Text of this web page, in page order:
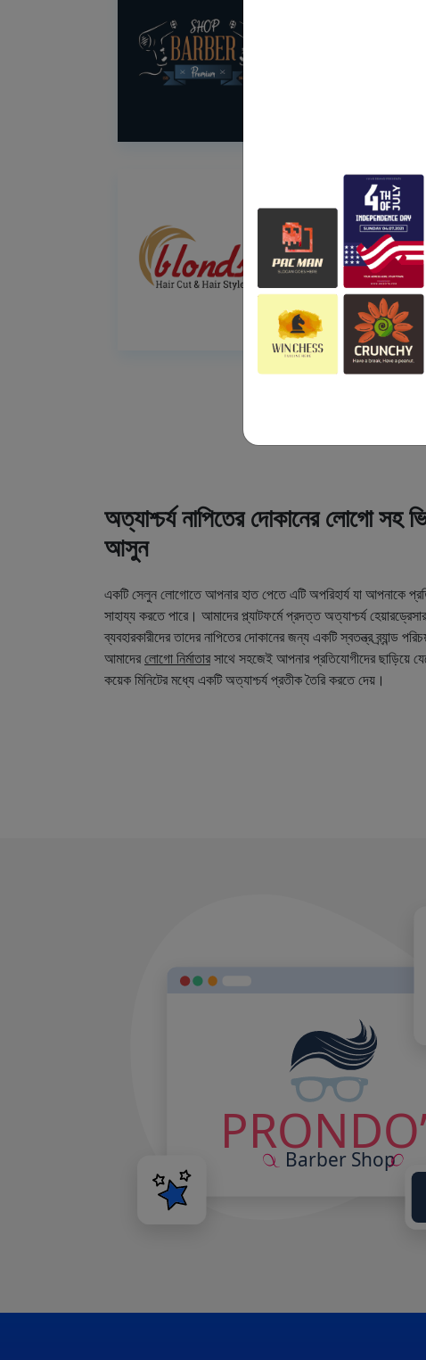
অত্যাশ্চর্য নাপিতের দোকানের লোগো সহ
আসুন
একটি সেলুন লোগোতে আপনার হাত পেতে এটি অপরিহার্য যা আপনাকে
সাহায্য করতে পারে। আমাদের প্ল্যাটফর্মে প্রদত্ত অত্যাশ্চর্য
ব্যবহারকারীদের তাদের নাপিতের দোকানের জন্য একটি স্বতন্ত্র ব্র্যান্ড
আমাদেরলোগো নির্মাতারসাথে সহজেই আপনার প্রতিযোগীদের ছাড়িয়ে
কয়েক মিনিটের মধ্যে একটি অত্যাশ্চর্য প্রতীক তৈরি করতে দেয়।